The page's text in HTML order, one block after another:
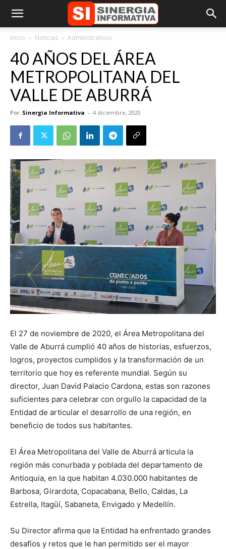
Inicio Noticias Administrativas
40 AÑOS DEL ÁREA
METROPOLITANA DEL
VALLE DE ABURRÁ
Por Sinergia Informativa - 4 diciembre, 2020
El 27 de noviembre de 2020, el Área Metropolitana del
Valle de Aburrá cumplió 40 años de historias, esfuerzos,
logros, proyectos cumplidos y la transformación de un
territorio que hoy es referente mundial. Según su
director, Juan David Palacio Cardona, estas son razones
suficientes para celebrar con orgullo la capacidad de la
Entidad de articular el desarrollo de una región, en
beneficio de todos sus habitantes.
El Área Metropolitana del Valle de Aburrá articula la
región más conurbada y poblada del departamento de
Antioquia, en la que habitan 4.030.000 habitantes de
Barbosa, Girardota, Copacabana, Bello, Caldas, La
Estrella, Itagüí, Sabaneta, Envigado y Medellín.
Su Director afirma que la Entidad ha enfrentado grandes
desafíos y retos que le han permitido ser el mayor